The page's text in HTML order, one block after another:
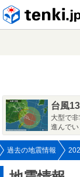
台風
大型で
進んで
過去の地震情報